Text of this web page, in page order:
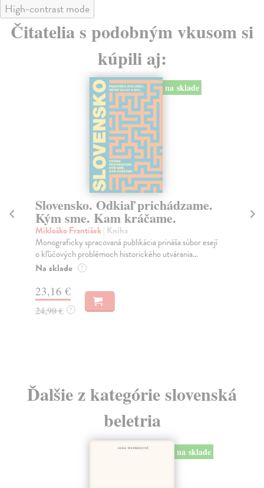
High-contrast mode
Čitatelia s podobným vkusom si
kúpili aj:
na sklade
Slovensko. Odkiaľ prichádzame.
Kým sme. Kam kráčame.
Mikloško František| Kniha
Monograficky spracovaná publikácia prináša súbor esejí
o kľúčových problémoch historického utvárania...
Na sklade ?
23,16 €
24,90 € ?
Ďalšie z kategórie slovenská
beletria
na sklade